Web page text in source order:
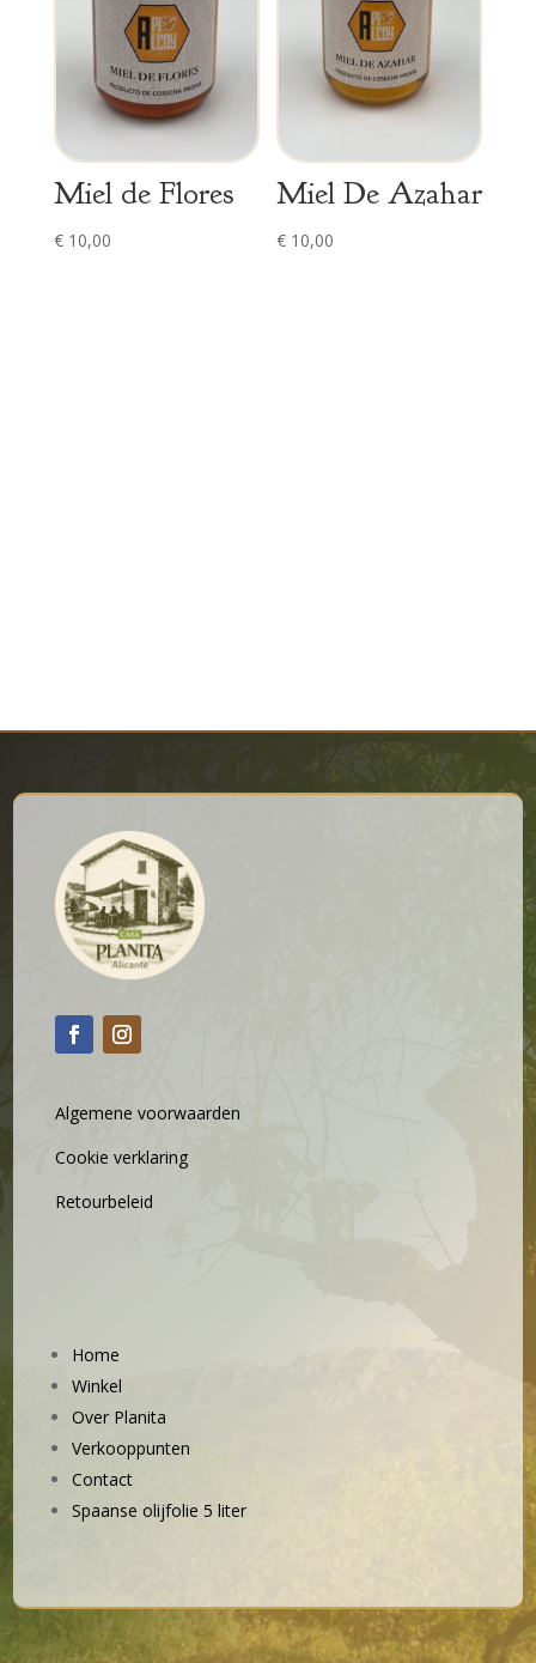
Miel de Flores
€10,00
Miel De Azahar
€ 10,00
Algemene voorwaarden
Cookie verklaring
Retourbeleid
Home
Winkel
Over Planita
Verkooppunten
Contact
Spaanse olijfolie 5 liter